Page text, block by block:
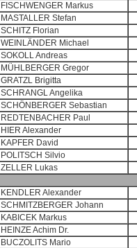
FISCHWENGER Markus
MASTALLER Stefan
SCHITZ Florian
WEINLÄNDER Michael
SOKOLL Andreas
MÜHLBERGER Gregor
GRATZL Brigitta
SCHRANGL Angelika
SCHÖNBERGER Sebastian
REDTENBACHER Paul
HIER Alexander
KAPFER David
POLITSCH Silvio
ZELLER Lukas
KENDLER Alexander
SCHMITZBERGER Johann
KABICEK Markus
HEINZE Achim Dr.
BUCZOLITS Mario